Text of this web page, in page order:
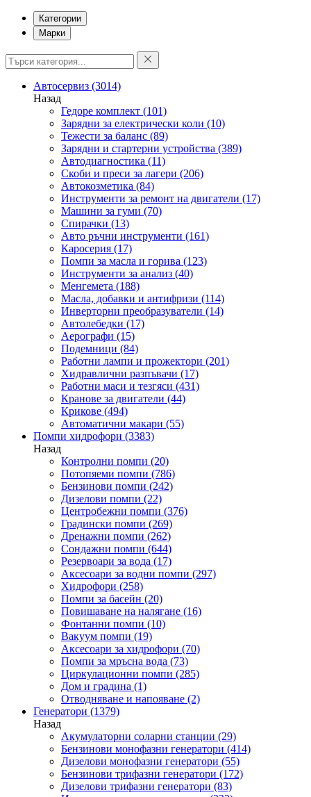
Категории
Марки
Автосервиз (3014)
Назад
Гедоре комплект (101)
Зарядни за електрически коли (10)
Тежести за баланс (89)
Зарядни и стартерни устройства (389)
Автодиагностика (11)
Скоби и преси за лагери (206)
Автокозметика (84)
Инструменти за ремонт на двигатели (17)
Машини за гуми (70)
Спирачки (13)
Авто ръчни инструменти (161)
Каросерия (17)
Помпи за масла и горива (123)
Инструменти за анализ (40)
Менгемета (188)
Масла, добавки и антифризи (114)
Инверторни преобразуватели (14)
Автолебедки (17)
Аерографи (15)
Подемници (84)
Работни лампи и прожектори (201)
Хидравлични разпъвачи (17)
Работни маси и тезгяси (431)
Кранове за двигатели (44)
Крикове (494)
Автоматични макари (55)
Помпи хидрофори (3383)
Назад
Контролни помпи (20)
Потопяеми помпи (786)
Бензинови помпи (242)
Дизелови помпи (22)
Центробежни помпи (376)
Градински помпи (269)
Дренажни помпи (262)
Сондажни помпи (644)
Резервоари за вода (17)
Аксесоари за водни помпи (297)
Хидрофори (258)
Помпи за басейн (20)
Повишаване на налягане (16)
Фонтанни помпи (10)
Вакуум помпи (19)
Аксесоари за хидрофори (70)
Помпи за мръсна вода (73)
Циркулационни помпи (285)
Дом и градина (1)
Отводняване и напояване (2)
Генератори (1379)
Назад
Акумулаторни соларни станции (29)
Бензинови монофазни генератори (414)
Дизелови монофазни генератори (55)
Бензинови трифазни генератори (172)
Дизелови трифазни генератори (83)